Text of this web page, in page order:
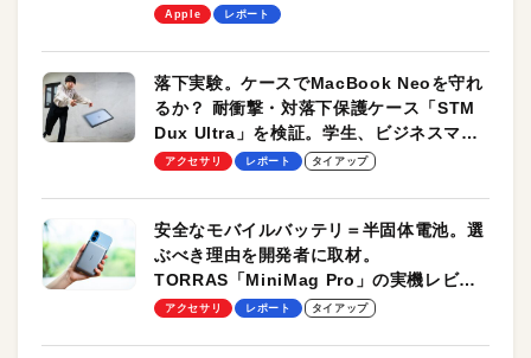
します！
Apple レポート
落下実験。ケースでMacBook Neoを守れ
るか？ 耐衝撃・対落下保護ケース「STM
Dux Ultra」を検証。学生、ビジネスマン
のモバイルユースに最適！
アクセサリ レポート タイアップ
安全なモバイルバッテリ＝半固体電池。選
ぶべき理由を開発者に取材。
TORRAS「MiniMag Pro」の実機レビュ
ーも
アクセサリ レポート タイアップ